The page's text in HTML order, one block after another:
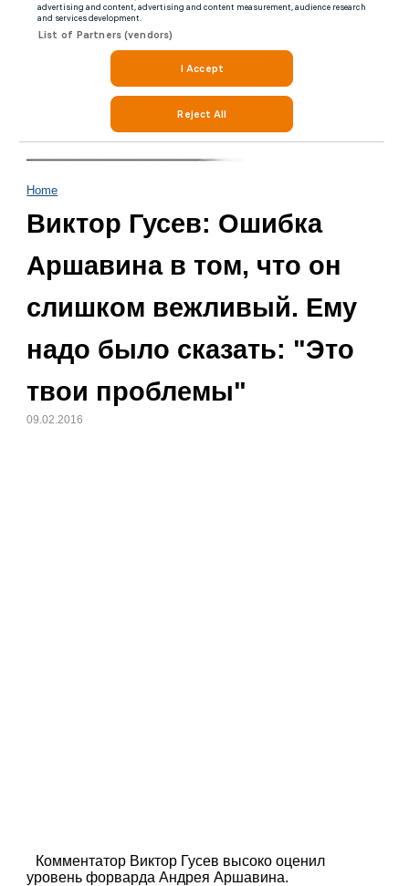
Home
Виктор Гусев: Ошибка
Аршавина в том, что он
слишком вежливый. Ему
надо было сказать: "Это
твои проблемы"
09.02.2016
Комментатор Виктор Гусев высоко оценил
уровень форварда Андрея Аршавина.